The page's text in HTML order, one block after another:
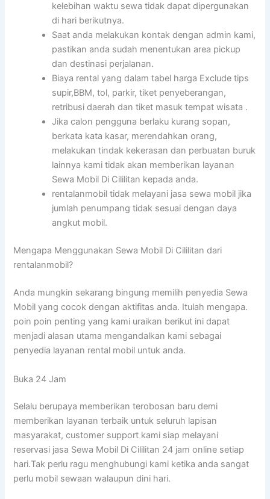
kelebihan waktu sewa tidak dapat dipergunakan
di hari berikutnya.
Saat anda melakukan kontak dengan admin kami,
pastikan anda sudah menentukan area pickup
dan destinasi perjalanan.
Biaya rental yang dalam tabel harga Exclude tips
supir,BBM, tol, parkir, tiket penyeberangan,
retribusi daerah dan tiket masuk tempat wisata .
Jika calon pengguna berlaku kurang sopan,
berkata kata kasar, merendahkan orang,
melakukan tindak kekerasan dan perbuatan buruk
lainnya kami tidak akan memberikan layanan
Sewa Mobil Di Cililitan kepada anda.
rentalanmobil tidak melayani jasa sewa mobil jika
jumlah penumpang tidak sesuai dengan daya
angkut mobil.
Mengapa Menggunakan Sewa Mobil Di Cililitan dari
rentalanmobil?
Anda mungkin sekarang bingung memilih penyedia Sewa
Mobil yang cocok dengan aktifitas anda. Itulah mengapa.
poin poin penting yang kami uraikan berikut ini dapat
menjadi alasan utama mengandalkan kami sebagai
penyedia layanan rental mobil untuk anda.
Buka 24 Jam
Selalu berupaya memberikan terobosan baru demi
memberikan layanan terbaik untuk seluruh lapisan
masyarakat, customer support kami siap melayani
reservasi jasa Sewa Mobil Di Cililitan 24 jam online setiap
hari.Tak perlu ragu menghubungi kami ketika anda sangat
perlu mobil sewaan walaupun dini hari.